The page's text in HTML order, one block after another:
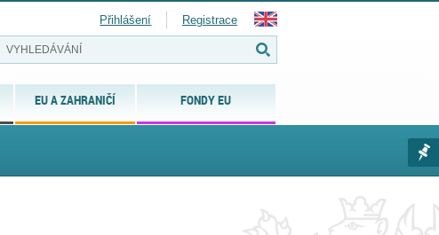
EU A ZAHRANIČÍ FONDY EU
Přihlášení Registrace